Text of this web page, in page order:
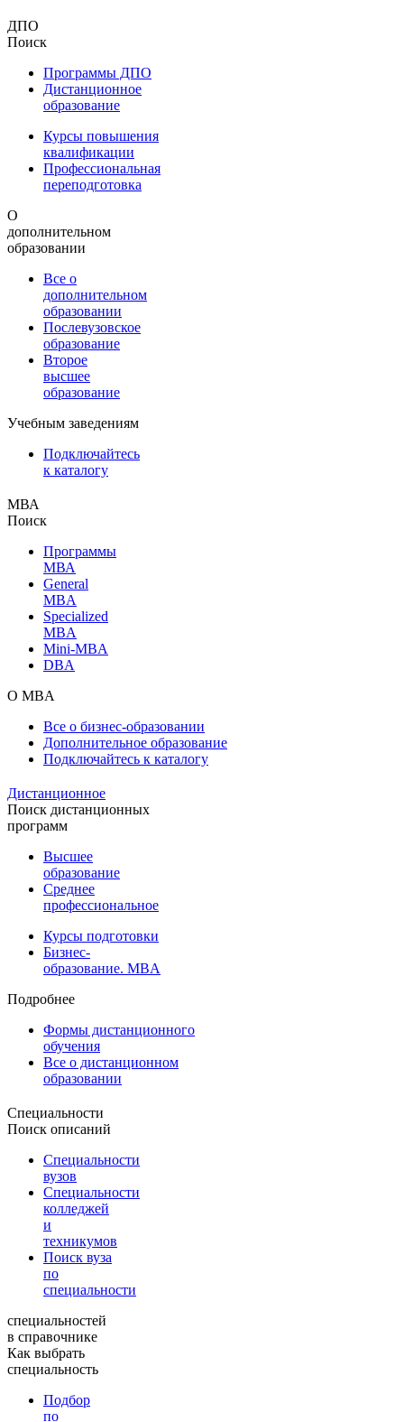
ДПО
Поиск
Программы ДПО
Дистанционное
образование
Курсы повышения
квалификации
Профессиональная
переподготовка
О
дополнительном
образовании
Все о
дополнительном
образовании
Послевузовское
образование
Второе
высшее
образование
Учебным заведениям
Подключайтесь
к каталогу
МВА
Поиск
Программы
МВА
General
MBA
Specialized
MBA
Mini-MBA
DBA
О MBA
Все о бизнес-образовании
Дополнительное образование
Подключайтесь к каталогу
Дистанционное
Поиск дистанционных
программ
Высшее
образование
Среднее
профессиональное
Курсы подготовки
Бизнес-
образование. MBA
Подробнее
Формы дистанционного
обучения
Все о дистанционном
образовании
Специальности
Поиск описаний
Специальности
вузов
Специальности
колледжей
и
техникумов
Поиск вуза
по
специальности
специальностей
в справочнике
Как выбрать
специальность
Подбор
по